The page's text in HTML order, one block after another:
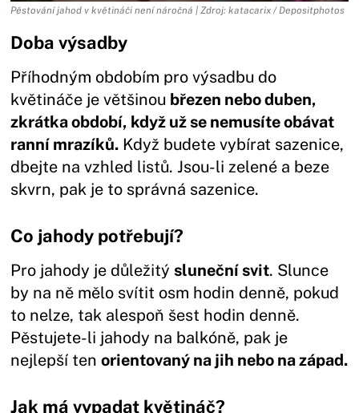
Pěstování jahod v květináči není náročná | Zdroj: katacarix / Depositphotos
Doba výsadby
Příhodným obdobím pro výsadbu do
květináče je většinou březen nebo duben,
zkrátka období, když už se nemusíte obávat
ranní mrazíků. Když budete vybírat sazenice,
dbejte na vzhled listů. Jsou-li zelené a beze
skvrn, pak je to správná sazenice.
Co jahody potřebují?
Pro jahody je důležitýsluneční svit. Slunce
by na ně mělo svítit osm hodin denně, pokud
to nelze, tak alespoň šest hodin denně.
Pěstujete-li jahody na balkóně, pak je
nejlepší tenorientovaný na jih nebo na západ.
Jak má vypadat květináč?